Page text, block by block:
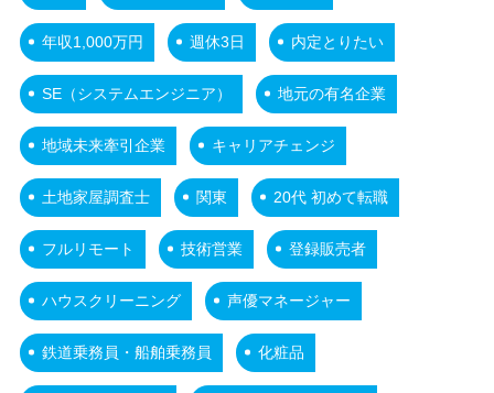
年収1,000万円 週休3日 内定とりたい
SE（システムエンジニア） 地元の有名企業
地域未来牽引企業 キャリアチェンジ
土地家屋調査士 関東 20代 初めて転職
フルリモート 技術営業 登録販売者
ハウスクリーニング 声優マネージャー
鉄道乗務員・船舶乗務員 化粧品